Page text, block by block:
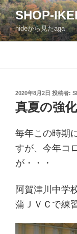
コ
ン
テ
ン
SHOP-
hideから見たaga
投
稿
日:
2020年8月2日 投稿者:
真夏の強
毎年この時期
すが、今年コ
が・・・
阿賀津川中学
蒲ＪＶＣで練